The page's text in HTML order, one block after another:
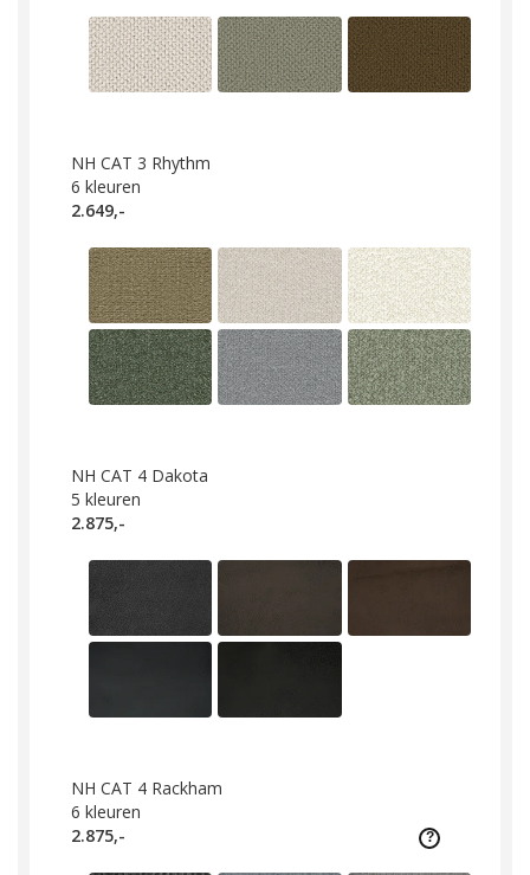
NH CAT 3 Rhythm
6 kleuren
2.649,-
NH CAT 4 Dakota
5 kleuren
2.875,-
NH CAT 4 Rackham
6 kleuren
2.875,-